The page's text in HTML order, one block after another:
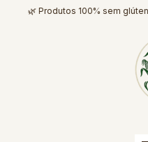
🌿 Produtos 100% sem glúten,